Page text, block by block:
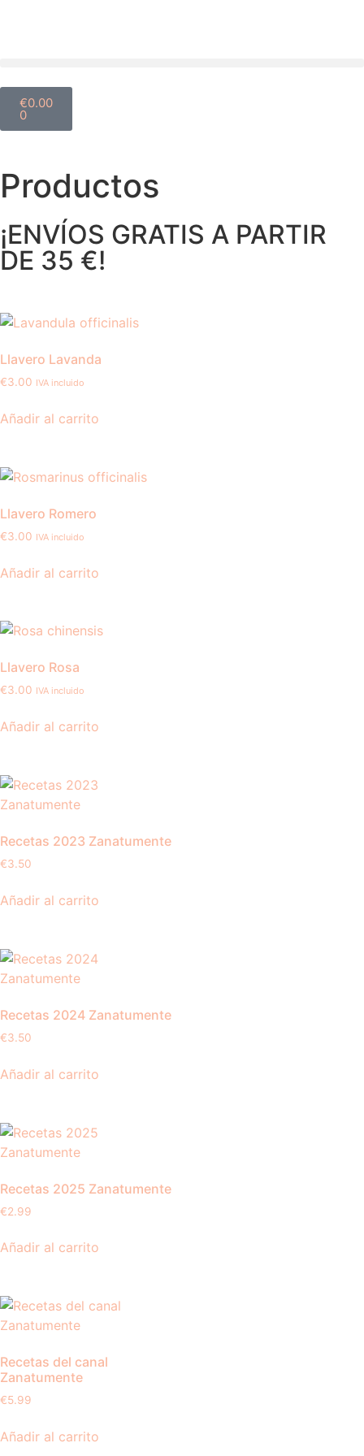
€0.00
0
Productos
¡ENVÍOS GRATIS A PARTIR
DE 35 €!
Llavero Lavanda
€3.00 IVA incluido
Añadir al carrito
Llavero Romero
€3.00 IVA incluido
Añadir al carrito
Llavero Rosa
€3.00 IVA incluido
Añadir al carrito
Recetas 2023 Zanatumente
€3.50
Añadir al carrito
Recetas 2024 Zanatumente
€3.50
Añadir al carrito
Recetas 2025 Zanatumente
€2.99
Añadir al carrito
Recetas del canal
Zanatumente
€5.99
Añadir al carrito